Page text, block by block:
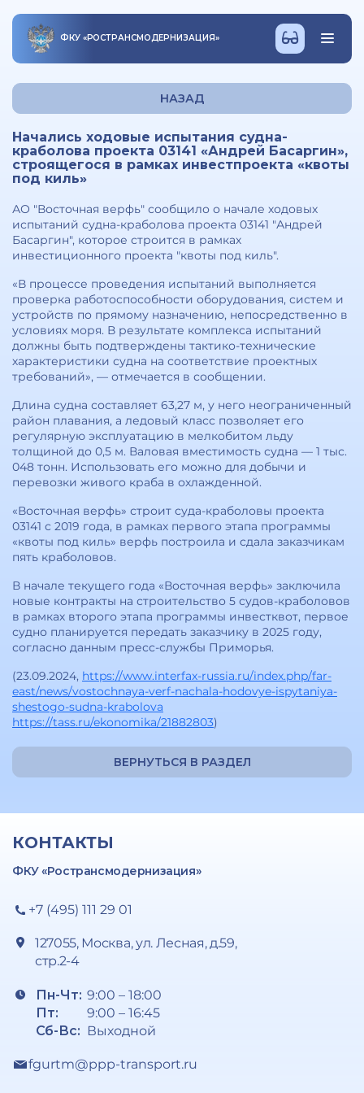
ФКУ «РОСТРАНСМОДЕРНИЗАЦИЯ»
НАЗАД
Начались ходовые испытания судна-
краболова проекта 03141 «Андрей Басаргин»,
строящегося в рамках инвестпроекта «квоты
под киль»
АО "Восточная верфь" сообщило о начале ходовых
испытаний судна-краболова проекта 03141 "Андрей
Басаргин", которое строится в рамках
инвестиционного проекта "квоты под киль".
«В процессе проведения испытаний выполняется
проверка работоспособности оборудования, систем и
устройств по прямому назначению, непосредственно в
условиях моря. В результате комплекса испытаний
должны быть подтверждены тактико-технические
характеристики судна на соответствие проектных
требований», — отмечается в сообщении.
Длина судна составляет 63,27 м, у него неограниченный
район плавания, а ледовый класс позволяет его
регулярную эксплуатацию в мелкобитом льду
толщиной до 0,5 м. Валовая вместимость судна — 1 тыс.
048 тонн. Использовать его можно для добычи и
перевозки живого краба в охлажденной.
«Восточная верфь» строит суда-краболовы проекта
03141 с 2019 года, в рамках первого этапа программы
«квоты под киль» верфь построила и сдала заказчикам
пять краболовов.
В начале текущего года «Восточная верфь» заключила
новые контракты на строительство 5 судов-краболовов
в рамках второго этапа программы инвестквот, первое
судно планируется передать заказчику в 2025 году,
согласно данным пресс-службы Приморья.
(23.09.2024, https://www.interfax-russia.ru/index.php/far-
east/news/vostochnaya-verf-nachala-hodovye-ispytaniya-
shestogo-sudna-krabolova
https://tass.ru/ekonomika/21882803)
ВЕРНУТЬСЯ В РАЗДЕЛ
КОНТАКТЫ
ФКУ «Ространсмодернизация»
+7 (495) 111 29 01
127055, Москва, ул. Лесная, д.59,
стр.2-4
Пн-Чт:
Пт:
Сб-Вс:
9:00 – 18:00
9:00 – 16:45
Выходной
fgurtm@ppp-transport.ru